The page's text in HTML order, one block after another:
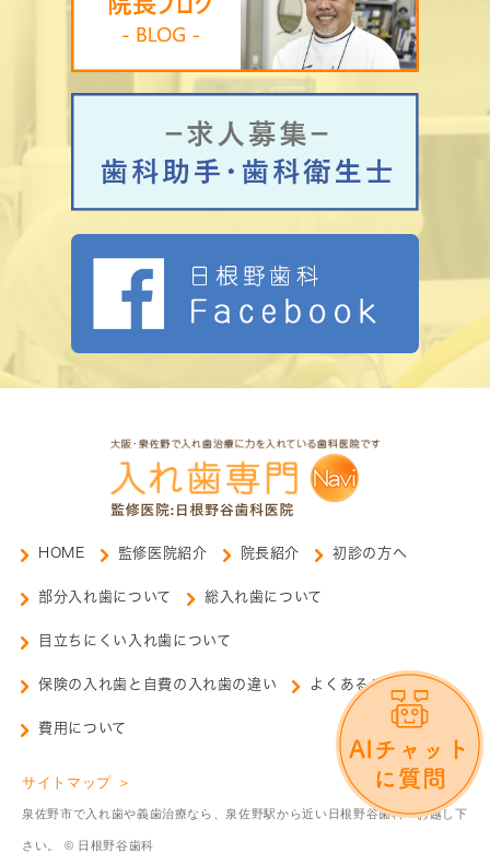
HOME 監修医院紹介 院長紹介 初診の方へ
部分入れ歯について 総入れ歯について
目立ちにくい入れ歯について
保険の入れ歯と自費の入れ歯の違い よくあるご質問
費用について
サイトマップ ＞
泉佐野市で入れ歯や義歯治療なら、泉佐野駅から近い日根野谷歯科へお越し下
さい。 © 日根野谷歯科